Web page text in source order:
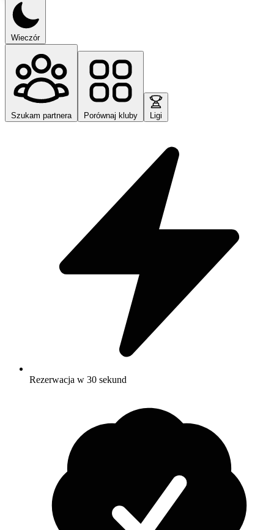
Wieczór
Szukam partnera Porównaj kluby Ligi
Rezerwacja w 30 sekund